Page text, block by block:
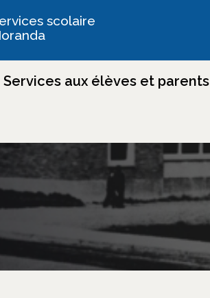
scolaire
Services aux élèves et parents